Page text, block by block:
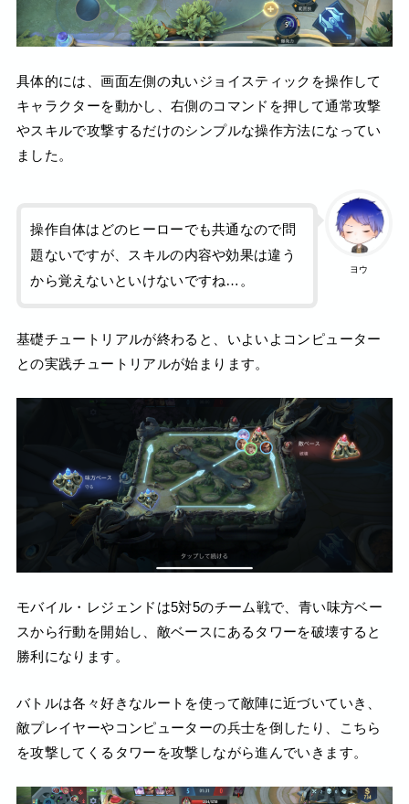
具体的には、画面左側の丸いジョイスティックを操作して
キャラクターを動かし、右側のコマンドを押して通常攻撃
やスキルで攻撃するだけのシンプルな操作方法になってい
ました。
ヨウ
操作自体はどのヒーローでも共通なので問
題ないですが、スキルの内容や効果は違う
から覚えないといけないですね…。
基礎チュートリアルが終わると、いよいよコンピューター
との実践チュートリアルが始まります。
モバイル・レジェンドは5対5のチーム戦で、青い味方ベー
スから行動を開始し、敵ベースにあるタワーを破壊すると
勝利になります。
バトルは各々好きなルートを使って敵陣に近づいていき、
敵プレイヤーやコンピューターの兵士を倒したり、こちら
を攻撃してくるタワーを攻撃しながら進んでいきます。